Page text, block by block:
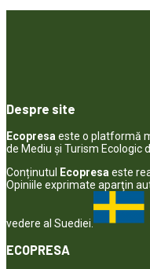
Despre site
Ecopresa este o platformă
de Mediu și Turism Ecologic
Conținutul Ecopresa este
Opiniile exprimate aparţin
vedere al Suediei.
ECOPRESA